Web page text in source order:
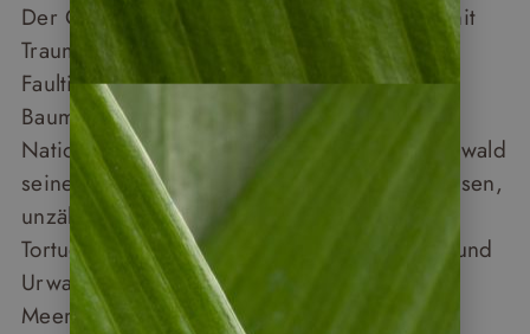
Der Cahuita Nationalpark verbindet Natur mit
Traumstränden. Die Chancen stehen gut,
Faultiere im Baum und Brüllaffen in den
Baumwirpfeln zu erspähen. Im Manzanillo
Nationalpark weiter südlich zeigt der Regenwald
seine ganze Tierwelt: Affen, Schlangen, Echsen,
unzählige Vogelarten. Weiter nördlich liegt
Tortuguero – ein Labyrinth aus Flussarmen und
Urwald, einer der wichtigsten Nistplätze für
Meeresschildkröten weltweit.